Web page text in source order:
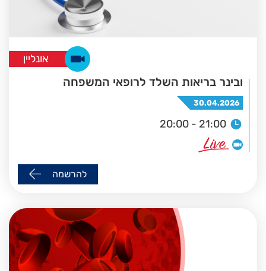
אונליין
ובינר בריאות השלד לרופאי המשפחה
30.04.2026
20:00 - 21:00
להרשמה